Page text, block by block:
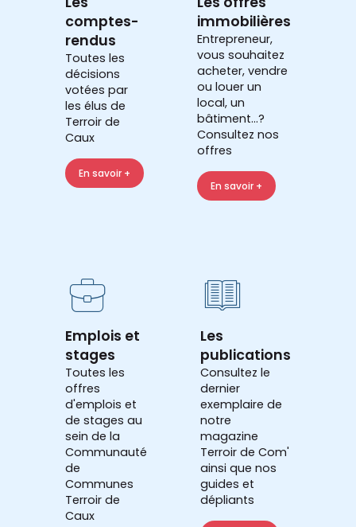
comptes-
rendus
Toutes les
décisions
votées par
les élus de
Terroir de
Caux
En savoir +
immobilières
Entrepreneur,
vous souhaitez
acheter, vendre
ou louer un
local, un
bâtiment...?
Consultez nos
offres
En savoir +
Emplois et
stages
Toutes les
offres
d'emplois et
de stages au
sein de la
Communauté
de
Communes
Terroir de
Caux
Les
publications
Consultez le
dernier
exemplaire de
notre
magazine
Terroir de Com'
ainsi que nos
guides et
dépliants